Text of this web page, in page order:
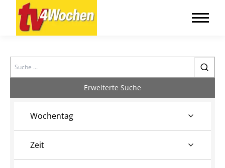
Search
Erweiterte Suche
Wochentag
Zeit